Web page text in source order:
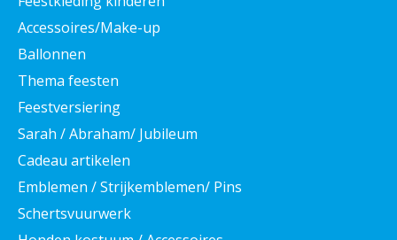
Accessoires/Make-up
Ballonnen
Thema feesten
Feestversiering
Sarah / Abraham/ Jubileum
Cadeau artikelen
Emblemen / Strijkemblemen/ Pins
Schertsvuurwerk